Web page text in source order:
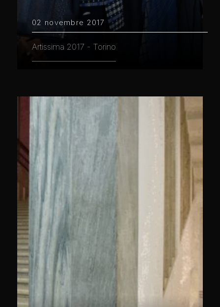
02 novembre 2017
Artissima 2017 - Torino